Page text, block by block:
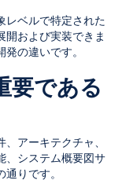
レベルで特定された
開および実装できま
の違いです。
要である
アーキテクチャ、
、システム概要図サ
りです。